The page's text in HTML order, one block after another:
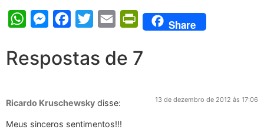
WhatsAppMessengerFacebook
Twitter Email PrintFriendly
Share
Respostas de 7
Ricardo Kruschewsky disse: 13 de dezembro de 2012 às 17:06
Meus sinceros sentimentos!!!